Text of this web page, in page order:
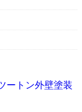
ートン外壁塗装